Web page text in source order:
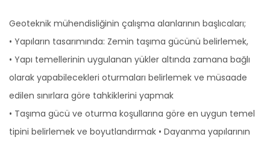
Geoteknik mühendisliğinin çalışma alanlarının başlıcaları;
• Yapıların tasarımında: Zemin taşıma gücünü belirlemek,
• Yapı temellerinin uygulanan yükler altında zamana bağlı
olarak yapabilecekleri oturmaları belirlemek ve müsaade
edilen sınırlara göre tahkiklerini yapmak
• Taşıma gücü ve oturma koşullarına göre en uygun temel
tipini belirlemek ve boyutlandırmak • Dayanma yapılarının